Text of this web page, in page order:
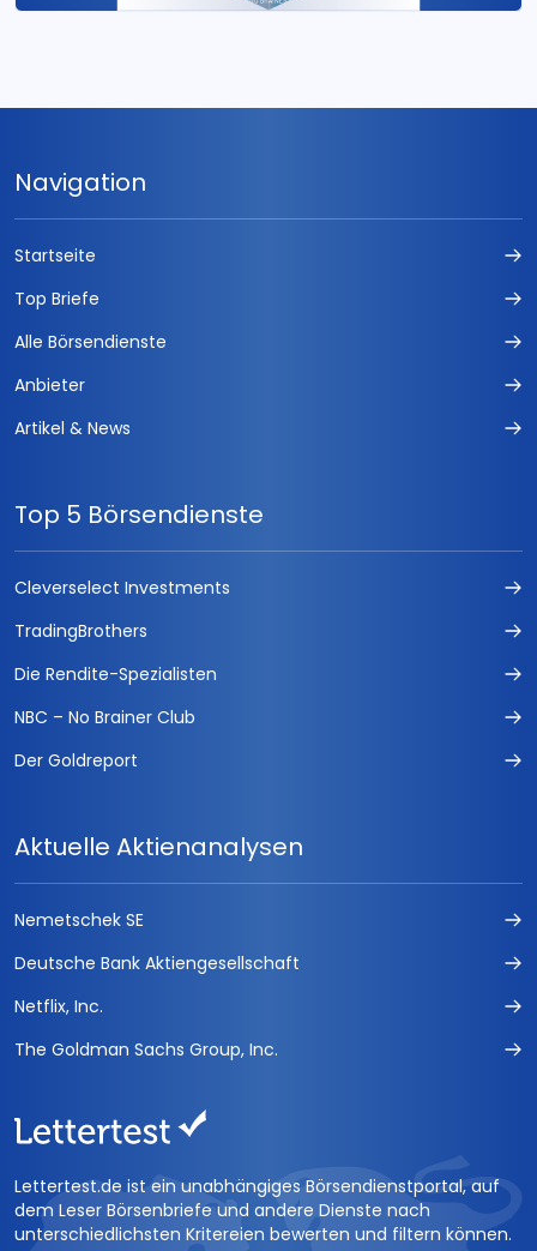
Navigation
Startseite
Top Briefe
Alle Börsendienste
Anbieter
Artikel & News
Top 5 Börsendienste
Cleverselect Investments
TradingBrothers
Die Rendite-Spezialisten
NBC – No Brainer Club
Der Goldreport
Aktuelle Aktienanalysen
Nemetschek SE
Deutsche Bank Aktiengesellschaft
Netflix, Inc.
The Goldman Sachs Group, Inc.
Lettertest.de ist ein unabhängiges Börsendienstportal, auf
dem Leser Börsenbriefe und andere Dienste nach
unterschiedlichsten Kritereien bewerten und filtern können.